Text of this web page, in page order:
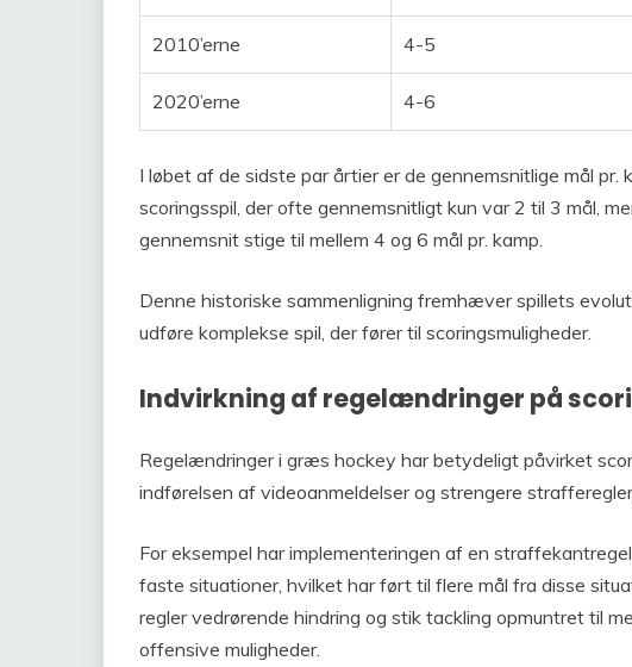
2010’erne 4-5
2020’erne 4-6
I løbet af de sidste par årtier er de gennemsnitlige mål pr.
scoringsspil, der ofte gennemsnitligt kun var 2 til 3 mål,
gennemsnit stige til mellem 4 og 6 mål pr. kamp.
Denne historiske sammenligning fremhæver spillets
udføre komplekse spil, der fører til scoringsmuligheder.
Indvirkning af regelændringer på
Regelændringer i græs hockey har betydeligt påvirket
indførelsen af videoanmeldelser og strengere
For eksempel har implementeringen af en
faste situationer, hvilket har ført til flere mål fra disse
regler vedrørende hindring og stik tackling opmuntret til
offensive muligheder.